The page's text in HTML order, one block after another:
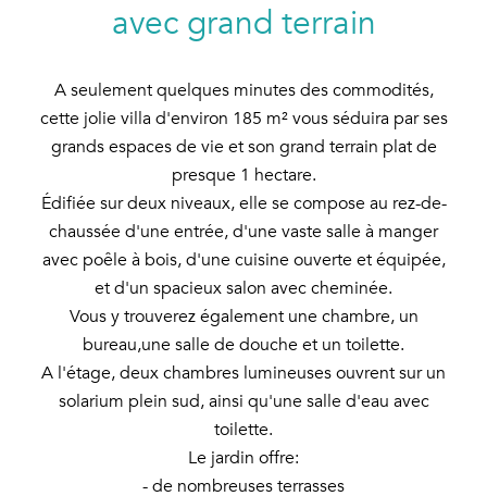
avec grand terrain
A seulement quelques minutes des commodités,
cette jolie villa d'environ 185 m² vous séduira par ses
grands espaces de vie et son grand terrain plat de
presque 1 hectare.
Édifiée sur deux niveaux, elle se compose au rez-de-
chaussée d'une entrée, d'une vaste salle à manger
avec poêle à bois, d'une cuisine ouverte et équipée,
et d'un spacieux salon avec cheminée.
Vous y trouverez également une chambre, un
bureau,une salle de douche et un toilette.
A l'étage, deux chambres lumineuses ouvrent sur un
solarium plein sud, ainsi qu'une salle d'eau avec
toilette.
Le jardin offre:
- de nombreuses terrasses